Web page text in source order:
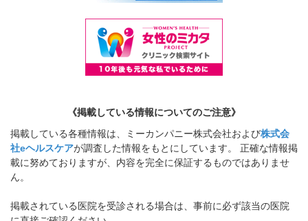
《掲載している情報についてのご注意》
掲載している各種情報は、ミーカンパニー株式会社および株式会
社eヘルスケアが調査した情報をもとにしています。 正確な情報掲
載に努めておりますが、内容を完全に保証するものではありませ
ん。
掲載されている医院を受診される場合は、事前に必ず該当の医院